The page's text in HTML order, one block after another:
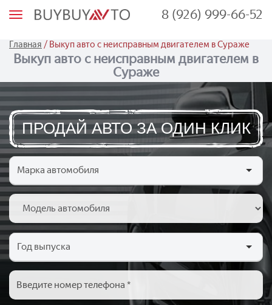
М
ю
8 (926) 999-66-52
Главная / Выкуп авто с неисправным двигателем в Сураже
Выкуп авто с неисправным двигателем в
Сураже
ПРОДАЙ АВТО ЗА ОДИН КЛИК